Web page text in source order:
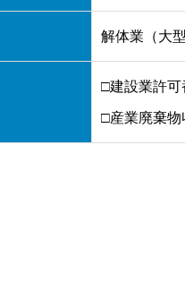
解体業（大
□建設業許可
□産業廃棄物